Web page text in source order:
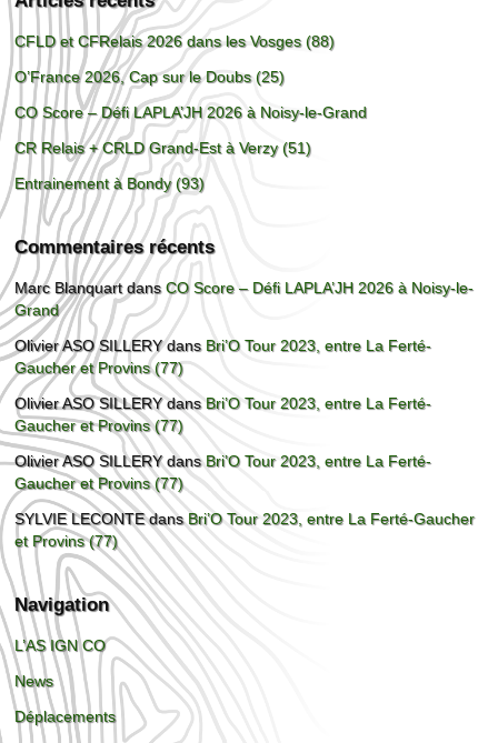
CFLD et CFRelais 2026 dans les Vosges (88)
O’France 2026, Cap sur le Doubs (25)
CO Score – Défi LAPLA’JH 2026 à Noisy-le-Grand
CR Relais + CRLD Grand-Est à Verzy (51)
Entrainement à Bondy (93)
Commentaires récents
Marc BlanquartdansCO Score – Défi LAPLA’JH 2026 à Noisy-le-
Grand
Olivier ASO SILLERYdans Bri’O Tour 2023, entre La Ferté-
Gaucher et Provins (77)
Olivier ASO SILLERYdansBri’O Tour 2023, entre La Ferté-
Gaucher et Provins (77)
Olivier ASO SILLERYdansBri’O Tour 2023, entre La Ferté-
Gaucher et Provins (77)
SYLVIE LECONTEdansBri’O Tour 2023, entre La Ferté-Gaucher
et Provins (77)
Navigation
L’AS IGN CO
News
Déplacements